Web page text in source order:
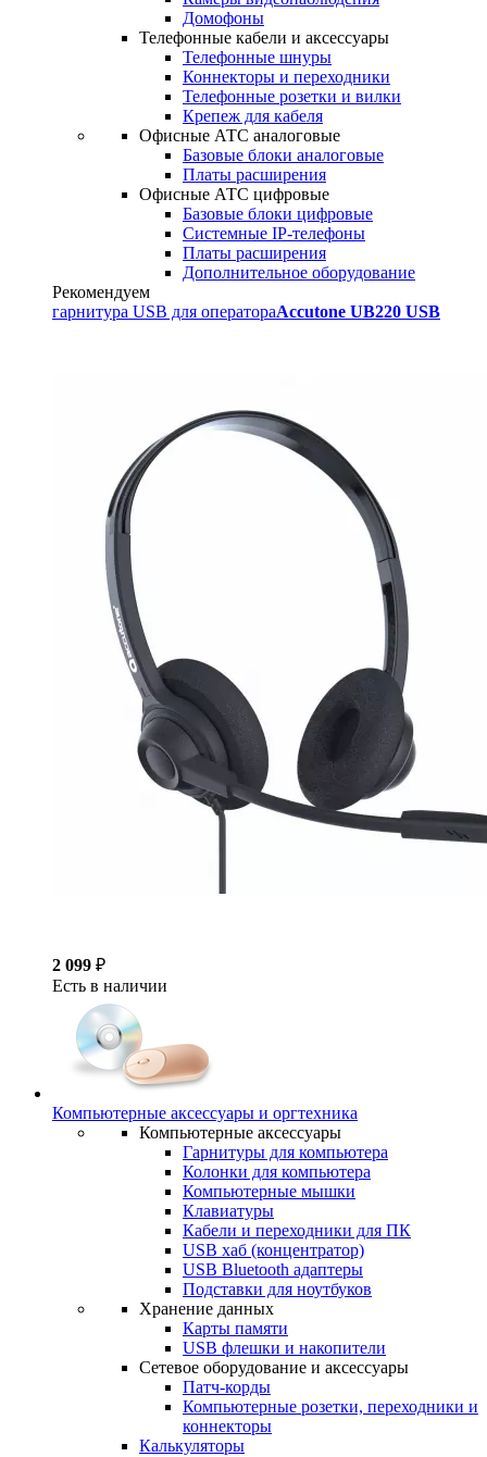
Домофоны
Телефонные кабели и аксессуары
Телефонные шнуры
Коннекторы и переходники
Телефонные розетки и вилки
Крепеж для кабеля
Офисные АТС аналоговые
Базовые блоки аналоговые
Платы расширения
Офисные АТС цифровые
Базовые блоки цифровые
Системные IP-телефоны
Платы расширения
Дополнительное оборудование
Рекомендуем
гарнитура USB для оператораAccutone UB220 USB
2 099 ₽
Есть в наличии
Компьютерные аксессуары и оргтехника
Компьютерные аксессуары
Гарнитуры для компьютера
Колонки для компьютера
Компьютерные мышки
Клавиатуры
Кабели и переходники для ПК
USB хаб (концентратор)
USB Bluetooth адаптеры
Подставки для ноутбуков
Хранение данных
Карты памяти
USB флешки и накопители
Сетевое оборудование и аксессуары
Патч-корды
Компьютерные розетки, переходники и
коннекторы
Калькуляторы